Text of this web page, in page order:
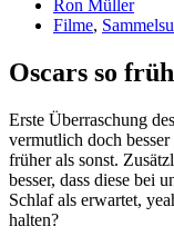
Ron Müller
Filme,
Oscars so früh
Erste Überraschung
vermutlich doch
früher als sonst.
besser, dass diese bei
Schlaf als erwartet,
halten?